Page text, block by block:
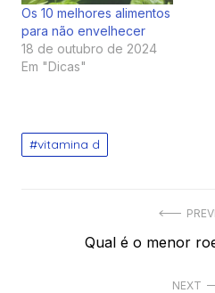
Os 10 melhores alimentos
para não envelhecer
18 de outubro de 2024
Em "Dicas"
vitamina d
Previous
Qual é o menor
NEXT